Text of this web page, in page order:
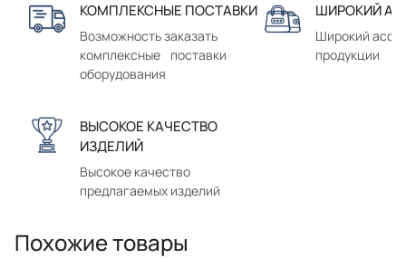
КОМПЛЕКСНЫЕ ПОСТАВКИ
Возможность заказать
комплексные поставки
оборудования
ШИРОКИЙ
Широкий
продукции
ВЫСОКОЕ КАЧЕСТВО
ИЗДЕЛИЙ
Высокое качество
предлагаемых изделий
Похожие товары